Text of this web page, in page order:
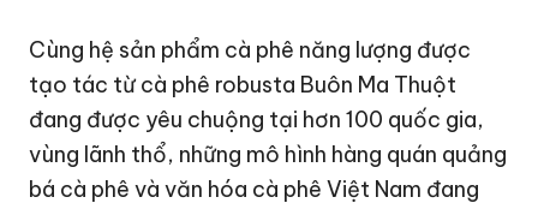
Cùng hệ sản phẩm cà phê năng lượng được
tạo tác từ cà phê robusta Buôn Ma Thuột
đang được yêu chuộng tại hơn 100 quốc gia,
vùng lãnh thổ, những mô hình hàng quán quảng
bá cà phê và văn hóa cà phê Việt Nam đang